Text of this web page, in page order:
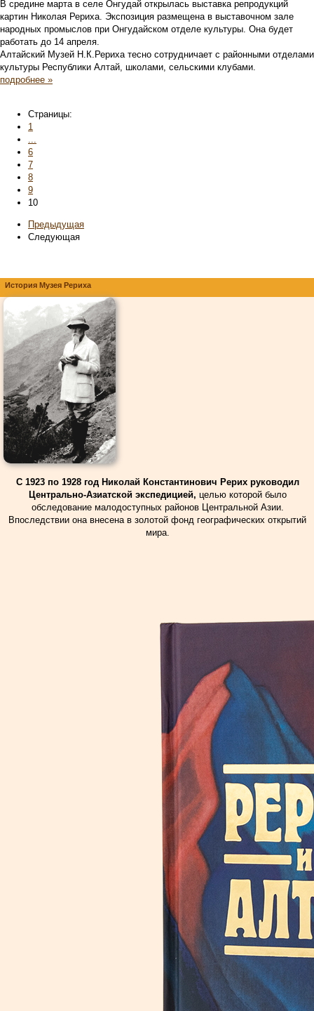
В средине марта в селе Онгудай открылась выставка репродукций
картин Николая Рериха. Экспозиция размещена в выставочном зале
народных промыслов при Онгудайском отделе культуры. Она будет
работать до 14 апреля.
Алтайский Музей Н.К.Рериха тесно сотрудничает с районными отделами
культуры Республики Алтай, школами, сельскими клубами.
подробнее »
Страницы:
1
...
6
7
8
9
10
Предыдущая
Следующая
История Музея Рериха
С 1923 по 1928 год Николай Константинович Рерих руководил
Центрально-Азиатской экспедицией, целью которой было
обследование малодоступных районов Центральной Азии.
Впоследствии она внесена в золотой фонд географических открытий
мира.